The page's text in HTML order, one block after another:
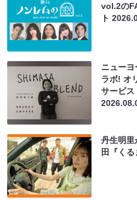
vol.2の
ト
ニューヨ
ラボ! オ
サービス
丹生明
田『く